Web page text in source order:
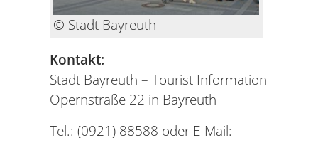
© Stadt Bayreuth
Kontakt:
Stadt Bayreuth – Tourist Information
Opernstraße 22 in Bayreuth
Tel.: (0921) 88588 oder E-Mail: